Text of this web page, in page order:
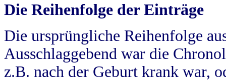
Die Reihenfolge der Einträge
Die ursprüngliche Reihenfolge
Ausschlaggebend war die
z.B. nach der Geburt krank war,